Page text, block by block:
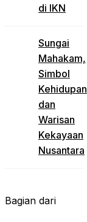
di IKN
Sungai
Mahakam,
Simbol
Kehidupan
dan
Warisan
Kekayaan
Nusantara
Bagian dari